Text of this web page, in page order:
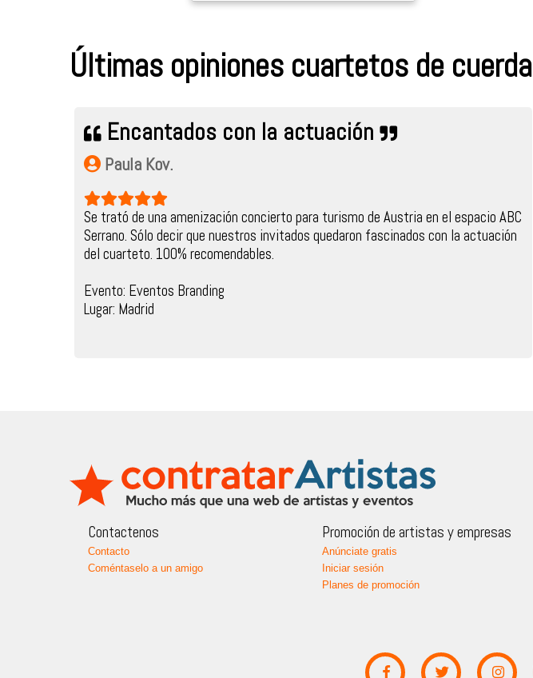
Últimas opiniones cuartetos de cuerda
Encantados con la actuación
Paula Kov.
Se trató de una amenización concierto para turismo de Austria en el espacio ABC
Serrano. Sólo decir que nuestros invitados quedaron fascinados con la actuación
del cuarteto. 100% recomendables.
Evento: Eventos Branding
Lugar: Madrid
Contactenos
Contacto
Coméntaselo a un amigo
Promoción de artistas y empresas
Anúnciate gratis
Iniciar sesión
Planes de promoción